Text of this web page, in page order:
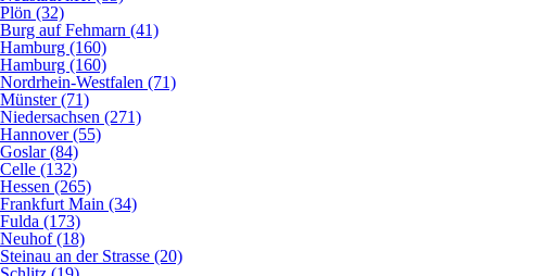
Plön (32)
Burg auf Fehmarn (41)
Hamburg (160)
Hamburg (160)
Nordrhein-Westfalen (71)
Münster (71)
Niedersachsen (271)
Hannover (55)
Goslar (84)
Celle (132)
Hessen (265)
Frankfurt Main (34)
Fulda (173)
Neuhof (18)
Steinau an der Strasse (20)